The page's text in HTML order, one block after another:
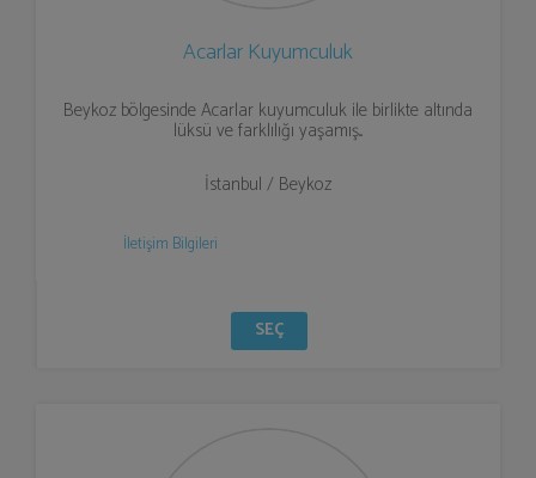
Acarlar Kuyumculuk
Beykoz bölgesinde Acarlar kuyumculuk ile birlikte altında
lüksü ve farklılığı yaşamış...
İstanbul / Beykoz
İletişim Bilgileri
SEÇ